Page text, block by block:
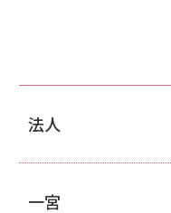
法人
一宮